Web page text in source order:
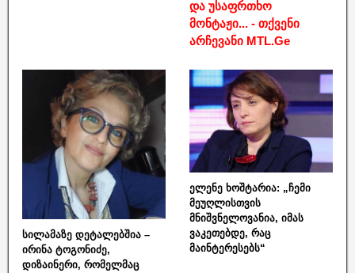
და უსაფრთხო
მონტაჟი... - თქვენი
არჩევანი MTL.Ge
სილამაზე დეტალებშია –
ირინა ტოგონიძე,
დიზაინერი, რომელმაც
ელენე ხოშტარია: „ჩემი
მეუღლისთვის
მნიშვნელოვანია, იმას
ვაკეთებდე, რაც
მაინტერესებს“